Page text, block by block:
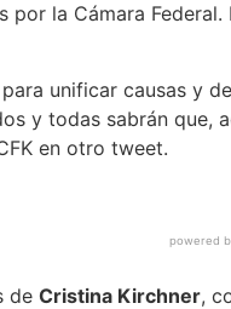
la Cámara Federal.
para unificar causas y
y todas sabrán que,
en otro tweet.
de Cristina Kirchner,